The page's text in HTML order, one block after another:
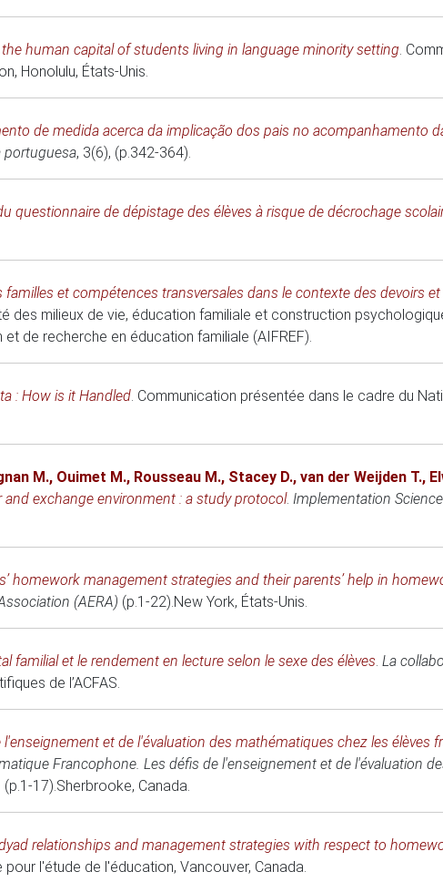
human capital of students living in language minority setting.
, Honolulu, États-Unis.
de medida acerca da implicação dos pais no acompanhamento
portuguesa, 3(6), (p.342-364).
questionnaire de dépistage des élèves à risque de décrochage
familles et compétences transversales dans le contexte des devoirs
des milieux de vie, éducation familiale et construction
de recherche en éducation familiale (AIFREF).
: How is it Handled. Communication présentée dans le cadre du
M., Ouimet M., Rousseau M., Stacey D., van der Weijden T.,
exchange environment : a study protocol. Implementation Science
homework management strategies and their parents’ help in
(AERA) (p.1-22).New York, États-Unis.
familial et le rendement en lecture selon le sexe des élèves. La
de l’ACFAS.
l'enseignement et de l'évaluation des mathématiques chez les élèves
Francophone. Les défis de l'enseignement et de l'évaluation
(p.1-17).Sherbrooke, Canada.
relationships and management strategies with respect to
pour l'étude de l'éducation, Vancouver, Canada.